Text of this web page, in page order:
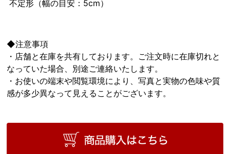
不定形（幅の目安：5cm）
◆注意事項
・店舗と在庫を共有しております。ご注文時に在庫切れと
なっていた場合、別途ご連絡いたします。
・お使いの端末や閲覧環境により、写真と実物の色味や質
感が多少異なって見えることがございます。